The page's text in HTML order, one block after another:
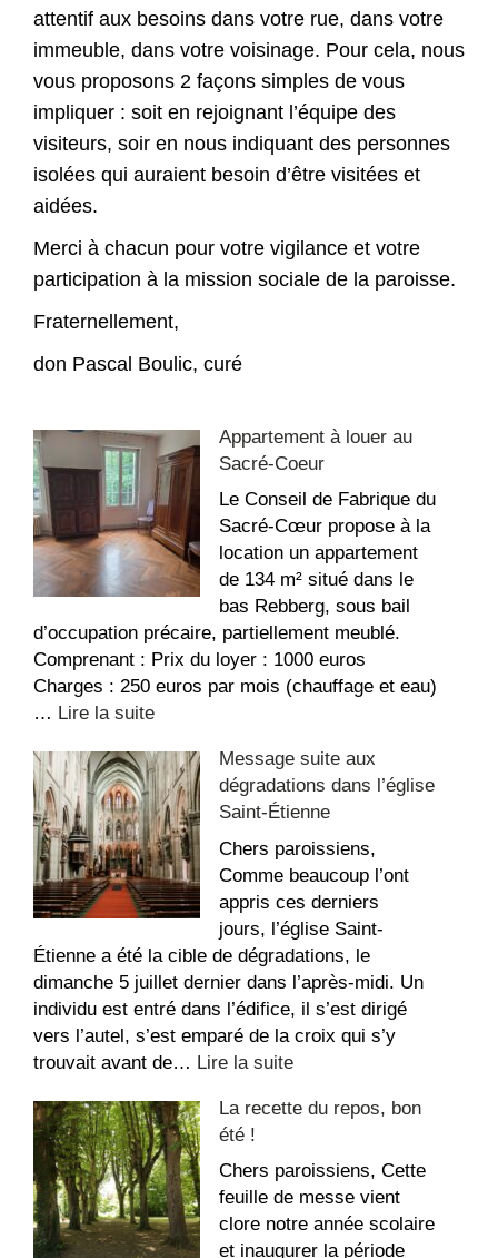
attentif aux besoins dans votre rue, dans votre
immeuble, dans votre voisinage. Pour cela, nous
vous proposons 2 façons simples de vous
impliquer : soit en rejoignant l’équipe des
visiteurs, soir en nous indiquant des personnes
isolées qui auraient besoin d’être visitées et
aidées.
Merci à chacun pour votre vigilance et votre
participation à la mission sociale de la paroisse.
Fraternellement,
don Pascal Boulic, curé
Appartement à louer au
Sacré-Coeur
Le Conseil de Fabrique du
Sacré-Cœur propose à la
location un appartement
de 134 m² situé dans le
bas Rebberg, sous bail
d’occupation précaire, partiellement meublé.
Comprenant : Prix du loyer : 1000 euros
Charges : 250 euros par mois (chauffage et eau)
… Lire la suite:
à
louer
au
Sacré-
Coeur
Message suite aux
dégradations dans l’église
Saint-Étienne
Chers paroissiens,
Comme beaucoup l’ont
appris ces derniers
jours, l’église Saint-
Étienne a été la cible de dégradations, le
dimanche 5 juillet dernier dans l’après-midi. Un
individu est entré dans l’édifice, il s’est dirigé
vers l’autel, s’est emparé de la croix qui s’y
trouvait avant de… Lire la suite:
suite
dégradations
dans
l’église
Saint-
La recette du repos, bon
été !
Chers paroissiens, Cette
feuille de messe vient
clore notre année scolaire
et inaugurer la période